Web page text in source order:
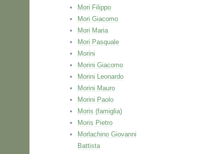
Mori Filippo
Mori Giacomo
Mori Maria
Mori Pasquale
Morini
Morini Giacomo
Morini Leonardo
Morini Mauro
Morini Paolo
Moris (famiglia)
Moris Pietro
Morlachino Giovanni
Battista